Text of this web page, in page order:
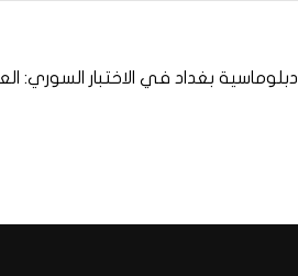
دبلوماسية بغداد في الاختبار السوري: